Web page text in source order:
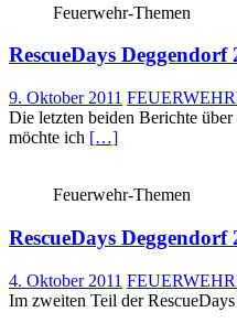
Feuerwehr-Themen
RescueDays
9. Oktober 2011
Die letzten beiden Berichte
möchte ich […]
Feuerwehr-Themen
RescueDays
4. Oktober 2011
Im zweiten Teil der